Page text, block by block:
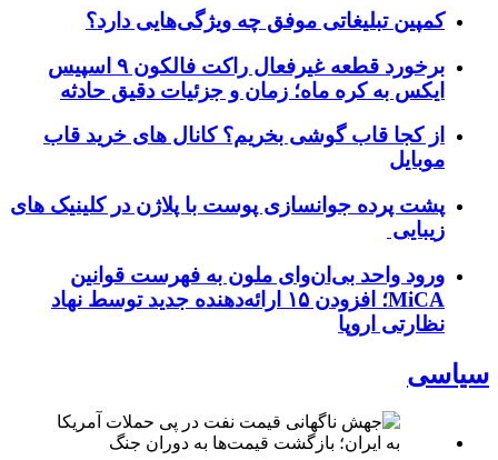
کمپین تبلیغاتی موفق چه ویژگی‌هایی دارد؟
برخورد قطعه غیرفعال راکت فالکون ۹ اسپیس
ایکس به کره ماه؛ زمان و جزئیات دقیق حادثه
از کجا قاب گوشی بخریم؟ کانال های خرید قاب
موبایل
پشت پرده جوانسازی پوست با پلاژن در کلینیک های
زیبایی
ورود واحد بی‌ان‌وای ملون به فهرست قوانین
MiCA؛ افزودن ۱۵ ارائه‌دهنده جدید توسط نهاد
نظارتی اروپا
سیاسی